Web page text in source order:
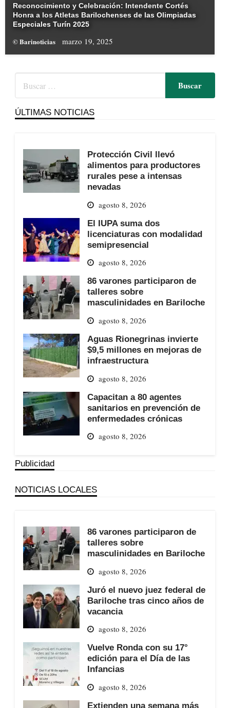
Reconocimiento y Celebración: Intendente Cortés
Honra a los Atletas Barilochenses de las Olimpiadas
Especiales Turín 2025
© Barinoticias marzo 19, 2025
ÚLTIMAS NOTICIAS
Protección Civil llevó
alimentos para productores
rurales pese a intensas
nevadas
agosto 8, 2026
El IUPA suma dos
licenciaturas con modalidad
semipresencial
agosto 8, 2026
86 varones participaron de
talleres sobre
masculinidades en Bariloche
agosto 8, 2026
Aguas Rionegrinas invierte
$9,5 millones en mejoras de
infraestructura
agosto 8, 2026
Capacitan a 80 agentes
sanitarios en prevención de
enfermedades crónicas
agosto 8, 2026
Publicidad
NOTICIAS LOCALES
86 varones participaron de
talleres sobre
masculinidades en Bariloche
agosto 8, 2026
Juró el nuevo juez federal de
Bariloche tras cinco años de
vacancia
agosto 8, 2026
Vuelve Ronda con su 17°
edición para el Día de las
Infancias
agosto 8, 2026
Extienden una semana más